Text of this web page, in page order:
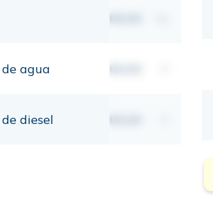
00,00
agua 00,00
diesel 00,00